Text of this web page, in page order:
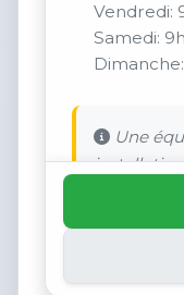
Vendredi:
Samedi:
Une